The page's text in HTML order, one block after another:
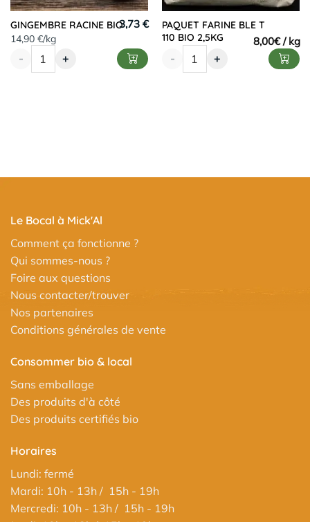
GINGEMBRE RACINE BIO
14,90 €/kg
3,73 €
- +
PAQUET FARINE BLE T
110 BIO 2,5KG
8,00€
-
+
Le Bocal à Mick'Al
Comment ça fonctionne ?
Qui sommes-nous ?
Foire aux questions
Nous contacter/trouver
Nos partenaires
Conditions générales de vente
Consommer bio & local
Sans emballage
Des produits d'à côté
Des produits certifiés bio
Horaires
Lundi: fermé
Mardi: 10h - 13h / 15h - 19h
Mercredi: 10h - 13h / 15h - 19h